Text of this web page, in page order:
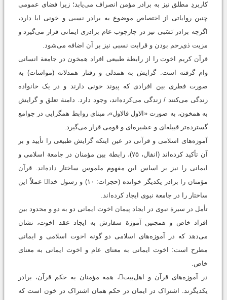
کاربردِ مطلق نیز به برادر مؤمن انصراف می‌یابد؛ زیرا فضای عمومی
چنین روایاتی از اختصاص موضوع به برادر نسبی و خونی ابا دارد،
اگرچه برادر نَسَبی نیز در چارچوب عام برادری ایمانی قرار می‌گیرد و
مزیت ذی‌رحم بودن و قرابت نسبی نیز بر آن اضافه می‌شود.
قرآن کریم اخوت را از رابطة طبیعی افراد همخون در جامعة انسانی
وام گرفته است. گرایش به همدلی و رفتار همدلانه (مواسات) به
صورت فطری بین افرادی که پیوند خونی دارند و در یک خانواده
زندگی می‌کنند / زندگی می‌کرده‌اند، وجود دارد. دامنة تعلق و گرایش
به همخون، به صورت «الاول فالاول»، مبنای روابط همگرایی در جوامع
گسترده‌تر قبیله‌ای و عشیره‌ای و قومی قرار می‌گیرد.
آموزه‌های اسلامی و قرآنی در عین اینکه گرایش طبیعی را تأیید و بر
آن تأکید کرده‌اند (انفال، ۷۵)، رابطة بین مؤمنان در جامعة اسلامی و
ایمانی را نیز بر اساس این مفهوم ملموس ساختار داده‌اند. قرآن
مؤمنان را برادر یکدیگر خوانده (حجرات: ۱۰) و رسول خدا عملاً این
ساختار را در جامعة نبوی ایجاد کرده‌اند.
تأمل در سیرة نبوی در ایجاد پیمان اخوت ایمانی دو به دو و محدود بین
افراد خاص و همچنین آموزة سفارش به ایجاد عقد اخوت، نشان
می‌دهد که در آموزه‌های اسلامی دو گونه اخوت اسلامی و ایمانی
مطرح است: اخوت ایمانی به معنای عام و اخوت ایمانی به معنای
خاص.
در آموزه‌های قرآن و اهل‌بیت، همة مؤمنان به حکم قرآن، برادر
یکدیگرند. اشتراک در ایمان در حکم همان اشتراک در خون است که